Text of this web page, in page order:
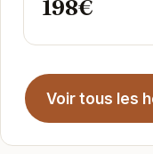
198€
Voir tous les